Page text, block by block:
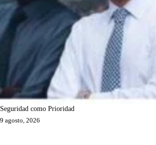
Seguridad como Prioridad
9 agosto, 2026